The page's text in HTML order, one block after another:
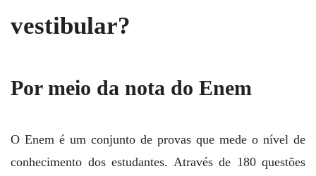
vestibular?
Por meio da nota do Enem
O Enem é um conjunto de provas que mede o nível de
conhecimento dos estudantes. Através de 180 questões